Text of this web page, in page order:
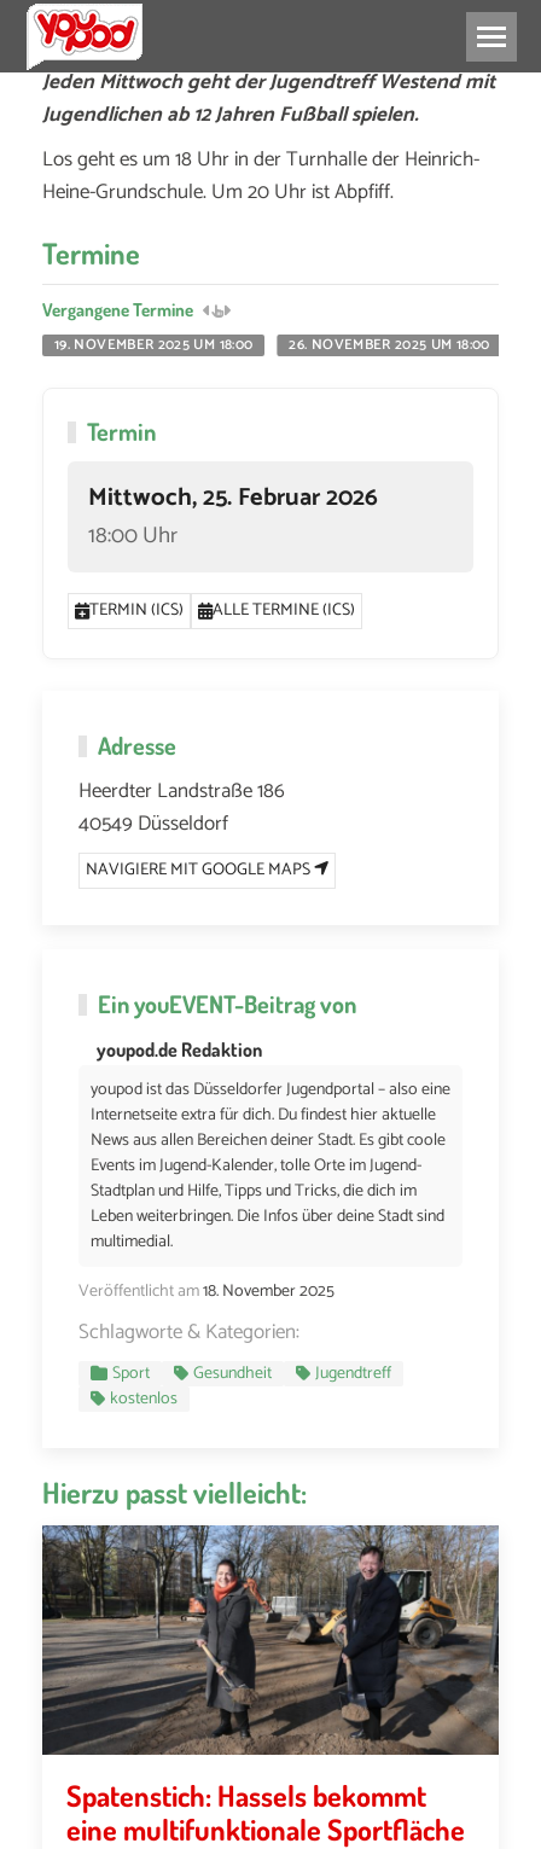
Jeden Mittwoch geht der Jugendtreff Westend mit
Jugendlichen ab 12 Jahren Fußball spielen.
Los geht es um 18 Uhr in der Turnhalle der Heinrich-
Heine-Grundschule. Um 20 Uhr ist Abpfiff.
Termine
Vergangene Termine
19. NOVEMBER 2025 UM 18:00
26. NOVEMBER 2025 UM 18:00
Termin
Mittwoch, 25. Februar 2026
18:00 Uhr
TERMIN (ICS) ALLE TERMINE (ICS)
Adresse
Heerdter Landstraße 186
40549 Düsseldorf
NAVIGIERE MIT GOOGLE MAPS
EinyouEVENT-Beitrag von
youpod.de Redaktion
youpod ist das Düsseldorfer Jugendportal – also eine
Internetseite extra für dich. Du findest hier aktuelle
News aus allen Bereichen deiner Stadt. Es gibt coole
Events im Jugend-Kalender, tolle Orte im Jugend-
Stadtplan und Hilfe, Tipps und Tricks, die dich im
Leben weiterbringen. Die Infos über deine Stadt sind
multimedial.
Veröffentlicht am18. November 2025
Schlagworte & Kategorien:
Sport Gesundheit
Jugendtreff
kostenlos
Hierzu passt vielleicht:
Spatenstich: Hassels bekommt
eine multifunktionale Sportfläche